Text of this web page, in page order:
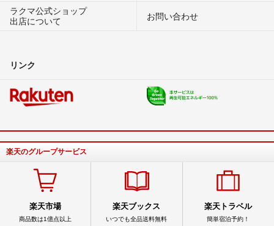
ラクマ公式ショップ
出店について
お問い合わせ
リンク
楽天のグループサービス
楽天市場
商品数は1億点以上
楽天ブックス
いつでも全品送料無料
楽天トラベル
簡単宿泊予約！